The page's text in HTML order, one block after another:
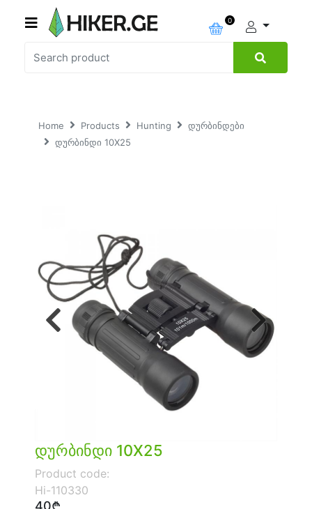
0
Home Products Hunting
დურბინდები
დურბინდი 10X25
Previous Next
დურბინდი 10X25
Product code:
Hi-110330
40₾